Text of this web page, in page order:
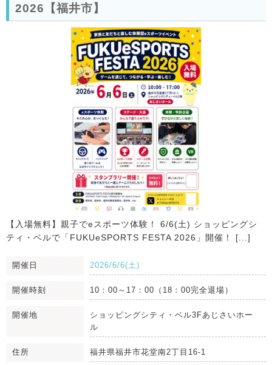
2026【福井市】
【入場無料】親子でeスポーツ体験！ 6/6(土) ショッピングシ
ティ・ベルで「FUKUeSPORTS FESTA 2026」開催！ [...]
開催日 2026/6/6(土)
開催時刻 10：00～17：00（18：00完全退場）
開催地
ショッピングシティ・ベル3Fあじさいホー
ル
住所 福井県福井市花堂南2丁目16-1